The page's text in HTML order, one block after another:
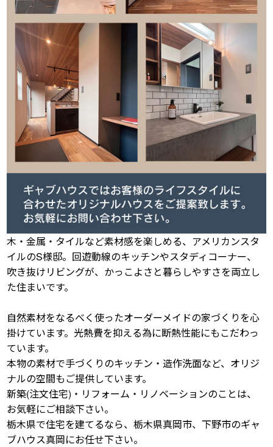
木・金属・タイルなど素材感を楽しめる、アメリカンスタ
イルのS様邸。回遊動線のキッチンやスタディコーナー、
吹き抜けリビングが、かっこよさと暮らしやすさを両立し
た住まいです。
自然素材をなるべく使ったオーダーメイドの家づくりを心
掛けています。光熱費を抑える為に断熱性能にもこだわっ
ています。
本物の素材で手づくりのキッチン・造作洗面など、オリジ
ナルの空間もご提供しています。
新築(注文住宅)・リフォーム・リノベーションのことは、
お気軽にご相談下さい。
栃木県で住宅を建てるなら、栃木県真岡市、下野市のギャ
ブハウス真岡にお任せ下さい。